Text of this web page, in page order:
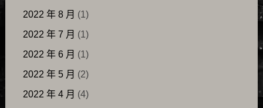
2022 年 8 月 (1)
2022 年 7 月 (1)
2022 年 6 月 (1)
2022 年 5 月 (2)
2022 年 4 月 (4)